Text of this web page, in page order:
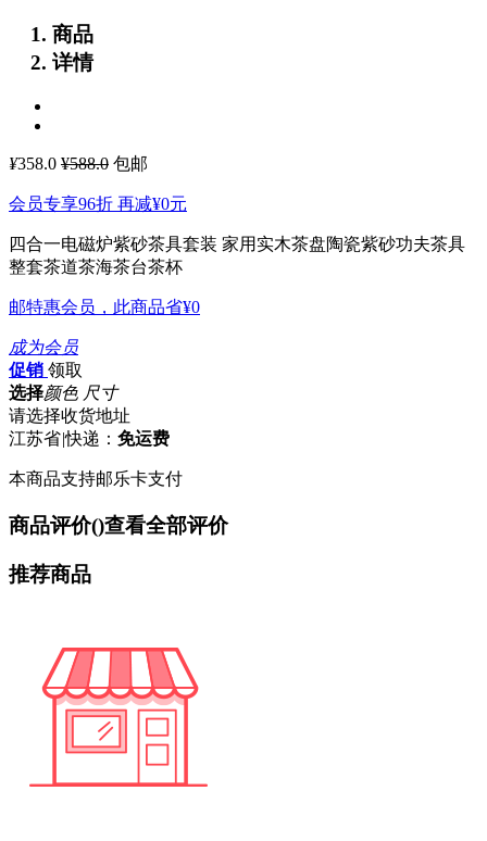
商品
详情
¥358.0 ¥588.0 包邮
会员专享96折 再减¥0元
四合一电磁炉紫砂茶具套装 家用实木茶盘陶瓷紫砂功夫茶具
整套茶道茶海茶台茶杯
邮特惠会员，此商品省¥0
成为会员
促销 领取
选择颜色 尺寸
请选择收货地址
江苏省|快递： 免运费
本商品支持邮乐卡支付
商品评价()查看全部评价
推荐商品